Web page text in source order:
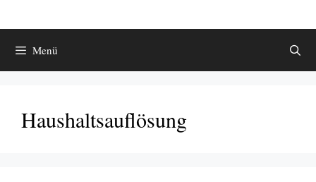
Menü
Haushaltsauflösung